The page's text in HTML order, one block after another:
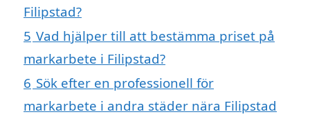
Filipstad?
5 Vad hjälper till att bestämma priset på
markarbete i Filipstad?
6 Sök efter en professionell för
markarbete i andra städer nära Filipstad